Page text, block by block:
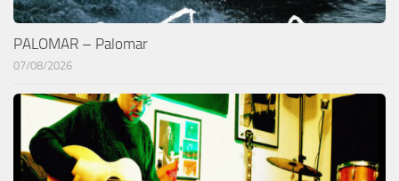
PALOMAR – Palomar
07/08/2026